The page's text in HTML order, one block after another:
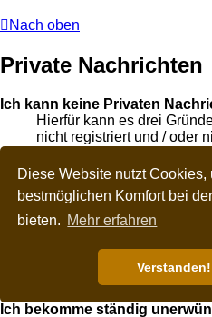
Diese Website nutzt Cookies,
bestmöglichen Komfort bei
bieten. Mehr erfahren
Verstanden!
Nach oben
Private Nachrichten
Ich kann keine Privaten
Hierfür kann es drei
nicht registriert und / oder
Board-Administration hat
komplette Forum
sein, dass der
Nachrichten zu
einen Administrator, um
Ich bekomme ständig